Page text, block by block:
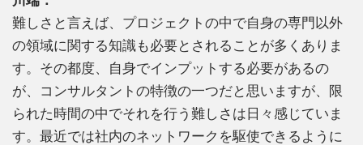
難しさと言えば、プロジェクトの中で自身の専門以外
の領域に関する知識も必要とされることが多くありま
す。その都度、自身でインプットする必要があるの
が、コンサルタントの特徴の一つだと思いますが、限
られた時間の中でそれを行う難しさは日々感じていま
す。最近では社内のネットワークを駆使できるように